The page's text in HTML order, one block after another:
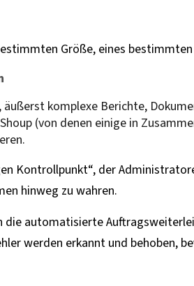
Größe, eines
komplexe Berichte,
(von denen einige in
Kontrollpunkt“, der
hinweg zu wahren.
die automatisierte
werden erkannt und behoben,